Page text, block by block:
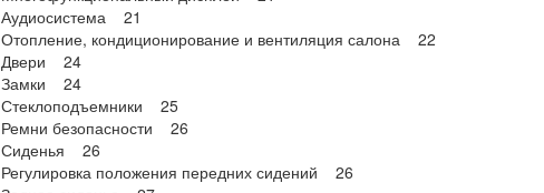
Аудиосистема 21
Отопление, кондиционирование и вентиляция салона 22
Двери 24
Замки 24
Стеклоподъемники 25
Ремни безопасности 26
Сиденья 26
Регулировка положения передних сидений 26